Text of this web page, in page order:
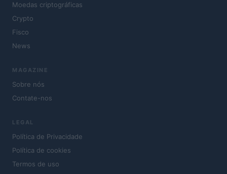
Moedas criptográficas
Crypto
Fisco
News
MAGAZINE
Sobre nós
Contate-nos
LEGAL
Política de Privacidade
Política de cookies
Termos de uso